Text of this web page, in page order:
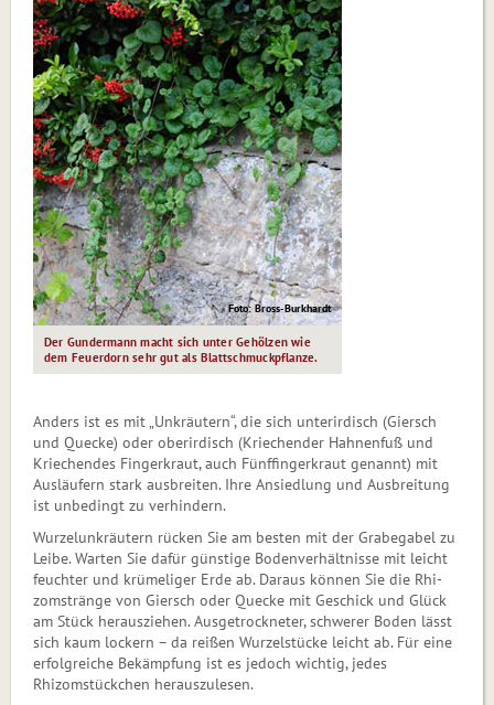
Foto: Bross-Burkhardt
Der Gundermann macht sich unter Gehölzen wie
dem Feuerdorn sehr gut als Blattschmuckpflanze.
Anders ist es mit „Unkräutern“, die sich unterirdisch (Giersch
und Quecke) oder oberirdisch (Krie­chen­der Hahnenfuß und
Kriechendes Fingerkraut, auch Fünffingerkraut genannt) mit
Ausläufern stark ausbreiten. Ihre Ansiedlung und Ausbreitung
ist unbedingt zu verhindern.
Wurzelunkräutern rücken Sie am besten mit der Grabegabel zu
Leibe. Warten Sie dafür günstige Bodenverhältnisse mit leicht
feuchter und krümeliger Erde ab. Daraus können Sie die Rhi­
zom­strän­ge von Giersch oder Quecke mit Geschick und Glück
am Stück herausziehen. Ausgetrockneter, schwerer Boden lässt
sich kaum lockern – da reißen Wurzelstücke leicht ab. Für eine
erfolgreiche Bekämpfung ist es jedoch wichtig, jedes
Rhizomstückchen herauszulesen.